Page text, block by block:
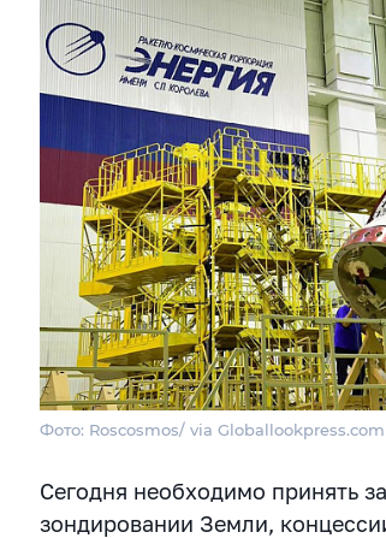
Фото: Roscosmos/ via Globallookpress.com
Сегодня необходимо принять
зондировании Земли,